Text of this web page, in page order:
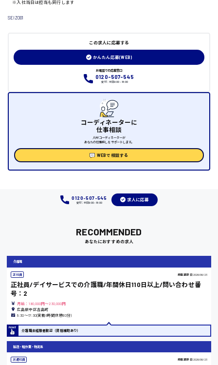
福山市
岡山県
時給1100円～
時給1300円〜
※入社当日は担当も同行します
SEIZO01
この求人に応募する
かんたん応募(WEB)
お電話での応募窓口
0120-507-545
受付：平日9:00 - 18:00
コーディネーターに
仕事相談
人材コーディネーターが
あなたの仕事探しをサポートします。
WEBで相談する
0120-507-545
受付：平日9:00 - 18:00
求人に応募
RECOMMENDED
あなたにおすすめの求人
介護職
正社員 掲載更新日 2026/06/23
正社員/デイサービスでの介護職/年間休日110日以上/問い合わせ番
号：2
月給：190,000円～230,000円
広島県中区吉島町
8:30〜17:30(実働8時間休憩60分)
介護職未経験者歓迎（資格補助あり）
製造・軽作業・物流系
派遣社員 掲載更新日 2026/06/23